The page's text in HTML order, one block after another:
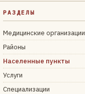
РАЗДЕЛЫ
Медицинские организации
Районы
Населенные пункты
Услуги
Специализации